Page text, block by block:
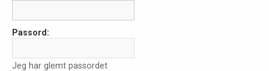
Passord:
Jeg har glemt passordet